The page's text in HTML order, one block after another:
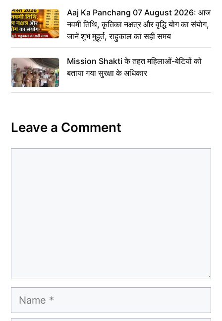
Aaj Ka Panchang 07 August 2026: आज
नवमी तिथि, कृतिका नक्षत्र और वृद्धि योग का संयोग,
जानें शुभ मुहूर्त, राहुकाल का सही समय
Mission Shakti के तहत महिलाओं-बेटियों को
बताया गया सुरक्षा के अधिकार
Leave a Comment
Name